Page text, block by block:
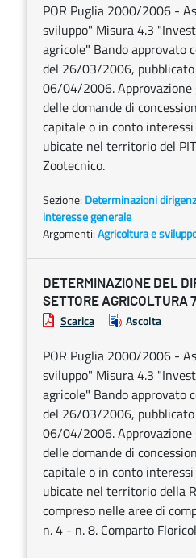
POR Puglia 2000/2006 -
sviluppo" Misura 4.3
agricole" Bando approvato
del 26/03/2006,
06/04/2006.
delle domande di
capitale o in conto
ubicate nel territorio del
Zootecnico.
Sezione: Determinazioni
interesse generale
Argomenti:Agricoltura e
DETERMINAZIONE DEL
SETTORE AGRICOLTURA
Scarica Ascolta
POR Puglia 2000/2006 -
sviluppo" Misura 4.3
agricole" Bando approvato
del 26/03/2006,
06/04/2006.
delle domande di
capitale o in conto
ubicate nel territorio della
compreso nelle aree di
n. 4 - n. 8. Comparto